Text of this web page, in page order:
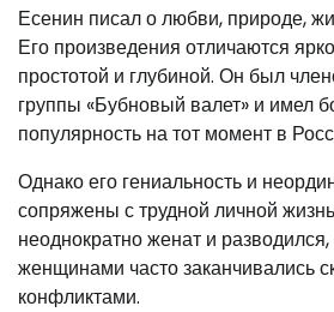
Есенин писал о любви, природе,
Его произведения отличаются
простотой и глубиной. Он был
группы «Бубновый валет» и имел
популярность на тот момент в
Однако его гениальность и
сопряжены с трудной личной
неоднократно женат и
женщинами часто заканчивались
конфликтами.